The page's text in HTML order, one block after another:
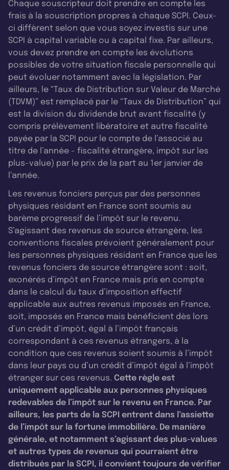
Chaque souscripteur doit prendre en compte les
frais à la souscription propres à chaque SCPI. Ceux-
ci diffèrent selon que vous soyez investis sur une
SCPI à capital variable ou à capital fixe. Par ailleurs,
vous devez prendre en compte les évolutions
possibles de votre situation fiscale personnelle qui
peut évoluer notamment avec la législation. Par
ailleurs, le “Taux de Distribution sur Valeur de Marché
(TDVM)” est remplacé par le “Taux de Distribution” qui
est la division du dividende brut avant fiscalité (y
compris prélèvement libératoire et autre fiscalité
payée par la SCPI pour le compte de l’associé au
titre de l’année - fiscalité étrangère, impôt sur les
plus-value) par le prix de la part au 1er janvier de
l’année.
Les revenus fonciers perçus par des personnes
physiques résidant en France sont soumis au
barème progressif de l’impôt sur le revenu.
S’agissant des revenus de source étrangère, les
conventions fiscales prévoient généralement pour
les personnes physiques résidant en France que les
revenus fonciers de source étrangère sont : soit,
exonérés d’impôt en France mais pris en compte
dans le calcul du taux d’imposition effectif
applicable aux autres revenus imposés en France,
soit, imposés en France mais bénéficient dès lors
d’un crédit d’impôt, égal à l’impôt français
correspondant à ces revenus étrangers, à la
condition que ces revenus soient soumis à l’impôt
dans leur pays ou d’un crédit d’impôt égal à l’impôt
étranger sur ces revenus. Cette règle est
uniquement applicable aux personnes physiques
redevables de l’impôt sur le revenu en France. Par
ailleurs, les parts de la SCPI entrent dans l’assiette
de l’impôt sur la fortune immobilière. De manière
générale, et notamment s’agissant des plus-values
et autres types de revenus qui pourraient être
distribués par la SCPI, il convient toujours de vérifier